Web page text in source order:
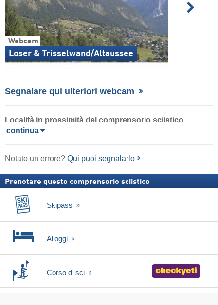
Webcam
Loser & Trisselwand/Altaussee
Segnalare qui ulteriori webcam
Località in prossimità del comprensorio sciistico
continua
Notato un errore? Qui puoi segnalarlo
Prenotare questo comprensorio sciistico
Skipass
Alloggi
Corso di sci